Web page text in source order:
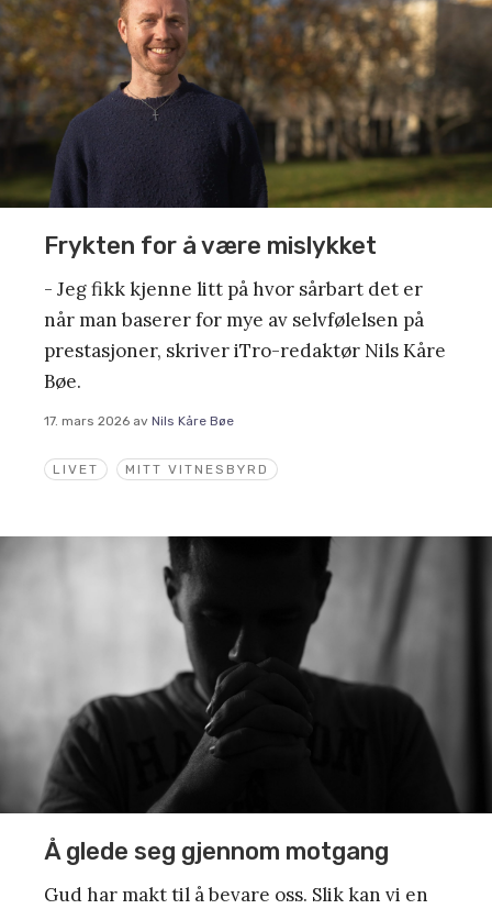
LIVET MITT VITNESBYRD
Frykten for å være mislykket
- Jeg fikk kjenne litt på hvor sårbart det er
når man baserer for mye av selvfølelsen på
prestasjoner, skriver iTro-redaktør Nils Kåre
Bøe.
17. mars 2026 av Nils Kåre Bøe
Å glede seg gjennom motgang
Gud har makt til å bevare oss. Slik kan vi en